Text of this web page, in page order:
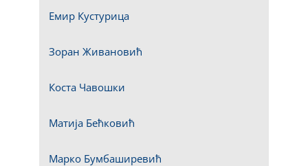
Емир Кустурица
Зоран Живановић
Коста Чавошки
Матија Бећковић
Марко Бумбаширевић